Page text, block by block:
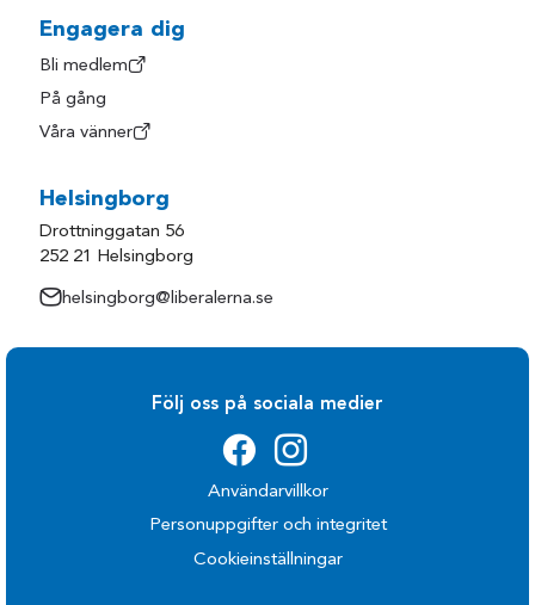
Engagera dig
Bli medlem
På gång
Våra vänner
Helsingborg
Drottninggatan 56
252 21 Helsingborg
helsingborg@liberalerna.se
Följ oss på sociala medier
Användarvillkor
Personuppgifter och integritet
Cookieinställningar